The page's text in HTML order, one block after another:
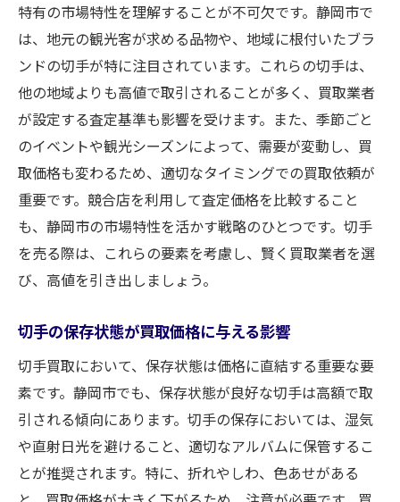
プロの眼が選ぶ切手買取の最適なタイミン
グ
業者との交渉を成功させるためのテクニッ
ク
切手の価値を高めるための日常的なケア
静岡市の買取市場をプロの視点から分析
新しい市場の開拓とその戦略
静岡市での切手売却を成功に導くための秘
訣
特有の市場特性を理解することが不可欠です。静岡市で
は、地元の観光客が求める品物や、地域に根付いたブラ
ンドの切手が特に注目されています。これらの切手は、
他の地域よりも高値で取引されることが多く、買取業者
が設定する査定基準も影響を受けます。また、季節ごと
のイベントや観光シーズンによって、需要が変動し、買
取価格も変わるため、適切なタイミングでの買取依頼が
重要です。競合店を利用して査定価格を比較すること
も、静岡市の市場特性を活かす戦略のひとつです。切手
を売る際は、これらの要素を考慮し、賢く買取業者を選
び、高値を引き出しましょう。
切手の保存状態が買取価格に与える影響
切手買取において、保存状態は価格に直結する重要な要
素です。静岡市でも、保存状態が良好な切手は高額で取
引される傾向にあります。切手の保存においては、湿気
や直射日光を避けること、適切なアルバムに保管するこ
とが推奨されます。特に、折れやしわ、色あせがある